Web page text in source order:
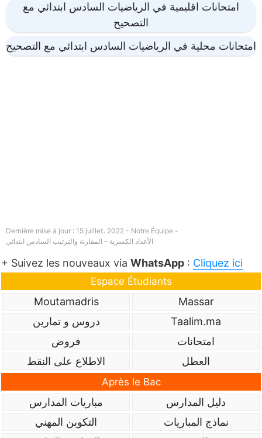
امتحانات اقليمية في الرياضيات السادس ابتدائي مع
التصحيح
امتحانات محلية في الرياضيات السادس ابتدائي مع التصحيح
Dernière mise à jour : 15 juillet، 2022 - Notre Équipe -
الأعداد الكسرية – المقارنة والترتيب السادس ابتدائي
+ Suivez les nouveaux via WhatsApp : Cliquez ici
Espace Étudiants
Massar
Moutamadris
Taalim.ma
دروس و تمارين
امتحانات
فروض
العطل
الاطلاع على النقط
Après le Bac
دليل المدارس
مباريات المدارس
نماذج المباريات
التكوين المهني